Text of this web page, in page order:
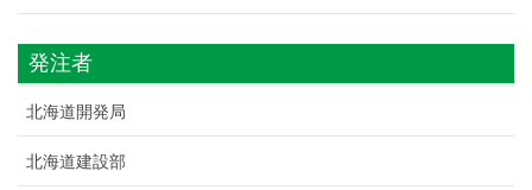
発注者
北海道開発局
北海道建設部